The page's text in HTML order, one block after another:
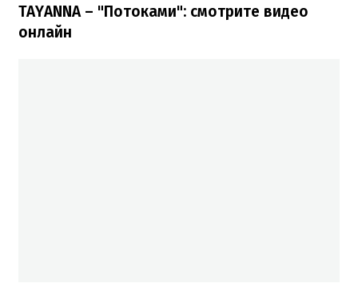
TAYANNA – "Потоками": смотрите видео
онлайн